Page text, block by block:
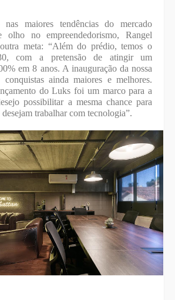
nas maiores tendências do mercado
no empreendedorismo, Rangel
meta: “Além do prédio, temos o
com a pretensão de atingir um
em 8 anos. A inauguração da nossa
conquistas ainda maiores e melhores.
do Luks foi um marco para a
possibilitar a mesma chance para
trabalhar com tecnologia”.